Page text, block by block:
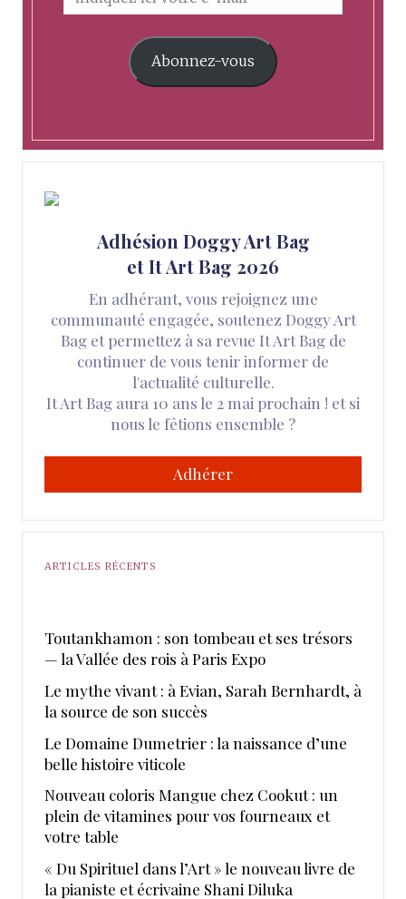
Abonnez-vous
Adhésion Doggy Art Bag
et It Art Bag 2026
En adhérant, vous rejoignez une
communauté engagée, soutenez Doggy Art
Bag et permettez à sa revue It Art Bag de
continuer de vous tenir informer de
l'actualité culturelle.
It Art Bag aura 10 ans le 2 mai prochain ! et si
nous le fêtions ensemble ?
Adhérer
ARTICLES RÉCENTS
Toutankhamon : son tombeau et ses trésors
— la Vallée des rois à Paris Expo
Le mythe vivant : à Evian, Sarah Bernhardt, à
la source de son succès
Le Domaine Dumetrier : la naissance d’une
belle histoire viticole
Nouveau coloris Mangue chez Cookut : un
plein de vitamines pour vos fourneaux et
votre table
« Du Spirituel dans l’Art » le nouveau livre de
la pianiste et écrivaine Shani Diluka